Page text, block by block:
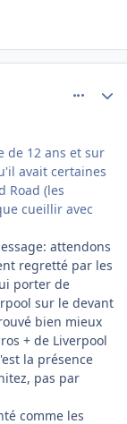
de 12 ans et sur
avait certaines
Road (les
cueillir avec
attendons
regretté par les
porter de
sur le devant
bien mieux
+ de Liverpool
la présence
pas par
comme les